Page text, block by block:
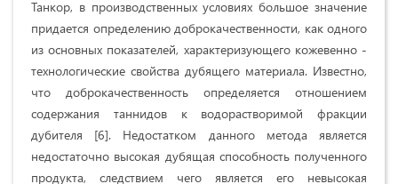
Танкор, в производственных условиях большое значение
придается определению доброкачественности, как одного
из основных показателей, характеризующего кожевенно -
технологические свойства дубящего материала. Известно,
что доброкачественность определяется отношением
содержания таннидов к водорастворимой фракции
дубителя [6]. Недостатком данного метода является
недостаточно высокая дубящая способность полученного
продукта, следствием чего является его невысокая